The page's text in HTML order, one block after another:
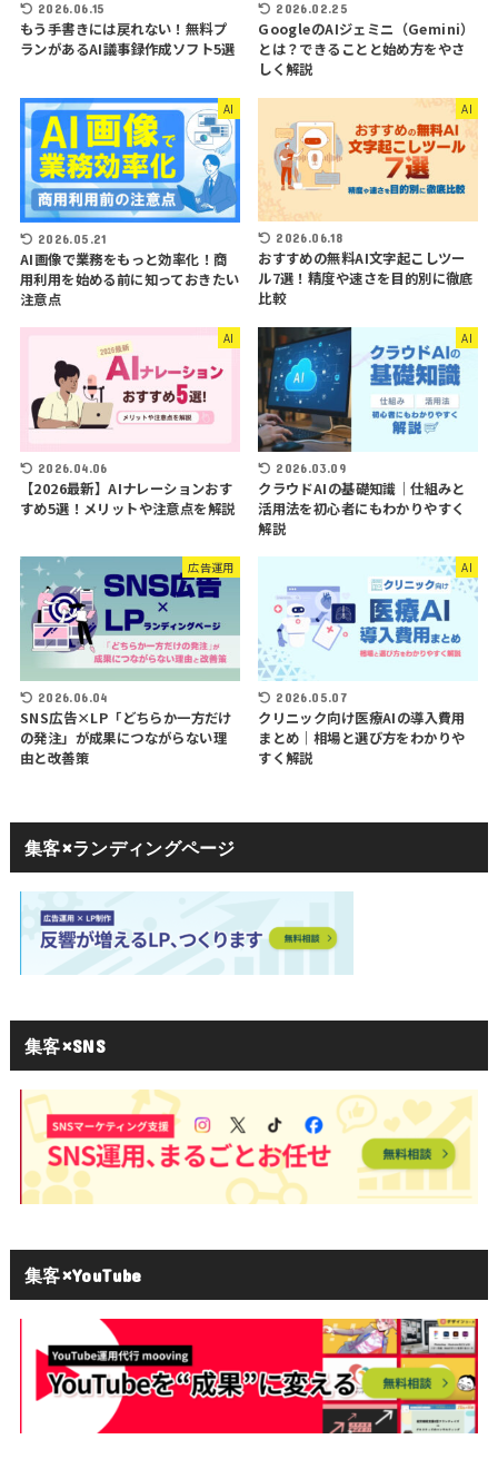
2026.06.15
もう手書きには戻れない！無料プ
ランがあるAI議事録作成ソフト5選
2026.02.25
GoogleのAIジェミニ（Gemini）
とは？できることと始め方をやさ
しく解説
AI
2026.05.21
AI画像で業務をもっと効率化！商
用利用を始める前に知っておきたい
注意点
AI
2026.06.18
おすすめの無料AI文字起こしツー
ル7選！精度や速さを目的別に徹底
比較
AI
2026.04.06
【2026最新】AIナレーションおす
すめ5選！メリットや注意点を解説
AI
2026.03.09
クラウドAIの基礎知識｜仕組みと
活用法を初心者にもわかりやすく
解説
広告運用
2026.06.04
SNS広告×LP「どちらか一方だけ
の発注」が成果につながらない理
由と改善策
AI
2026.05.07
クリニック向け医療AIの導入費用
まとめ｜相場と選び方をわかりや
すく解説
集客×ランディングページ
集客×SNS
集客×YouTube